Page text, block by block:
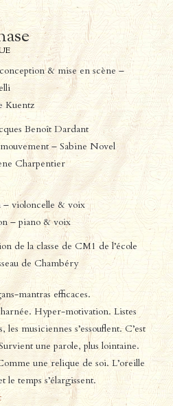
& mise en scène –
Kuentz
Benoît Dardant
– Sabine Novel
Charpentier
violoncelle & voix
– piano & voix
de la classe de CM1 de l’école
de Chambéry
mantras efficaces.
Hyper-motivation. Listes
les musiciennes s’essouflent. C’est
une parole, plus lointaine.
une relique de soi. L’oreille
le temps s’élargissent.